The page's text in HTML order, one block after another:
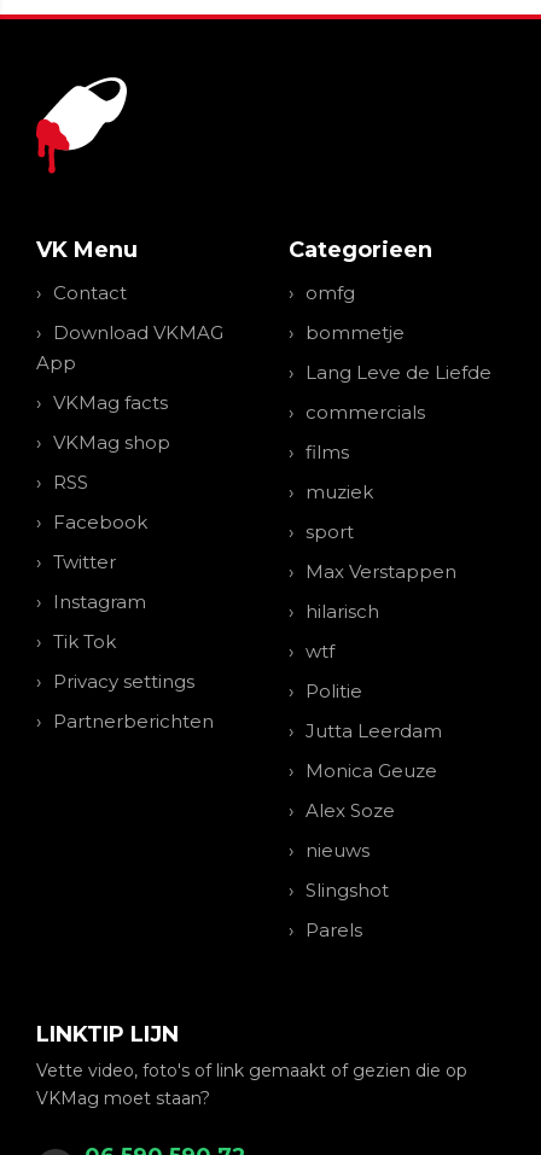
VK Menu
Contact
Download VKMAG
App
VKMag facts
VKMag shop
RSS
Facebook
Twitter
Instagram
Tik Tok
Privacy settings
Partnerberichten
Categorieen
omfg
bommetje
Lang Leve de Liefde
commercials
films
muziek
sport
Max Verstappen
hilarisch
wtf
Politie
Jutta Leerdam
Monica Geuze
Alex Soze
nieuws
Slingshot
Parels
LINKTIP LIJN
Vette video, foto's of link gemaakt of gezien die op
VKMag moet staan?